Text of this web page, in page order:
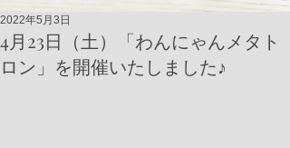
4月23日（土）「わんにゃんメタト
ロン」を開催いたしました♪
2022年5月3日